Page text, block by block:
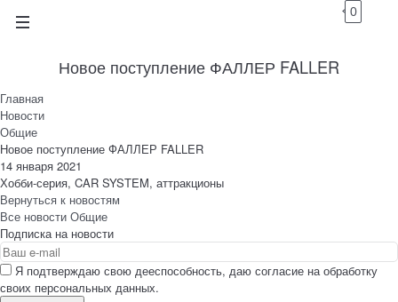
0
Новое поступление ФАЛЛЕР FALLER
Главная
Новости
Общие
Новое поступление ФАЛЛЕР FALLER
14 января 2021
Хобби-серия, CAR SYSTEM, аттракционы
Вернуться к новостям
Все новости Общие
Подписка на новости
Я подтверждаю свою дееспособность, даю согласие на обработку
своих персональных данных.